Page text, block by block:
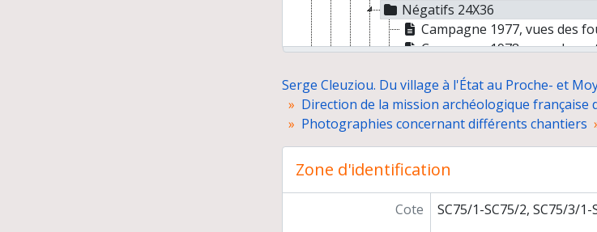
Négatifs 24X36
Campagne 1977, vues des
Campagne 1978, vues du
Campagne 1980, vues du
Campagne 1982, vues des
Campagne 1983, vues
Campagne 1984, vues
Négatifs 6X6 et 4,5X6
Correspondance
Serge Cleuziou. Du village à l'État au Proche- et
Direction de la mission archéologique
Photographies concernant différents chantiers
Zone d'identification
Cote
SC75/1-SC75/2, SC75/3/